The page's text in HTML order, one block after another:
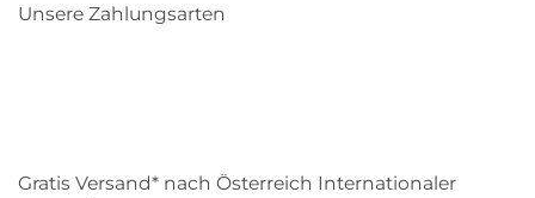
Unsere Zahlungsarten
Gratis Versand* nach Österreich Internationaler